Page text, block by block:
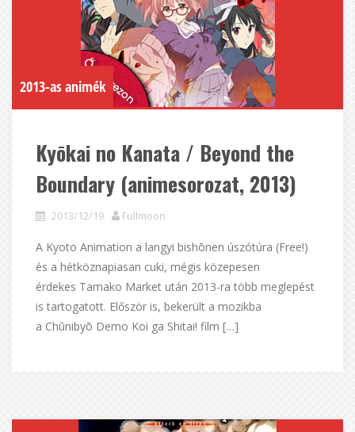
2013-as animék
Kyōkai no Kanata / Beyond the
Boundary (animesorozat, 2013)
2013/12/19 Fullmoon
A Kyoto Animation a langyi bishōnen úszótúra (Free!)
és a hétköznapiasan cuki, mégis közepesen
érdekes Tamako Market után 2013-ra több meglepést
is tartogatott. Először is, bekerült a mozikba
a Chūnibyō Demo Koi ga Shitai! film […]